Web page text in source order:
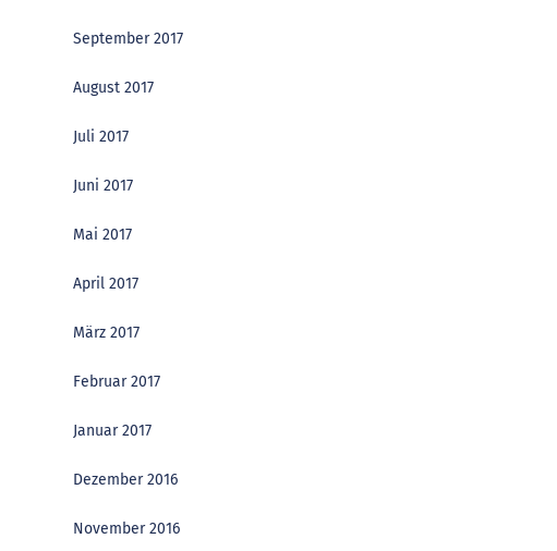
September 2017
August 2017
Juli 2017
Juni 2017
Mai 2017
April 2017
März 2017
Februar 2017
Januar 2017
Dezember 2016
November 2016